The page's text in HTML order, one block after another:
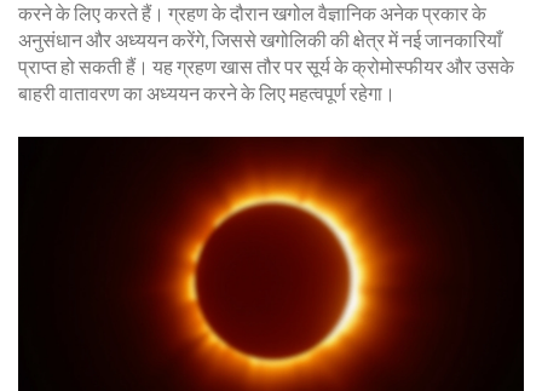
करने के लिए करते हैं। ग्रहण के दौरान खगोल वैज्ञानिक अनेक प्रकार के
अनुसंधान और अध्ययन करेंगे, जिससे खगोलिकी की क्षेत्र में नई जानकारियाँ
प्राप्त हो सकती हैं। यह ग्रहण खास तौर पर सूर्य के क्रोमोस्फीयर और उसके
बाहरी वातावरण का अध्ययन करने के लिए महत्वपूर्ण रहेगा।